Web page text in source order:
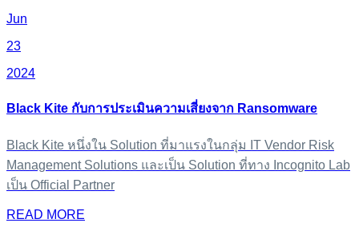
Jun
23
2024
Black Kite กับการประเมินความเสี่ยงจาก Ransomware
Black Kite หนึ่งใน Solution ที่มาแรงในกลุ่ม IT Vendor Risk
Management Solutions และเป็น Solution ที่ทาง Incognito Lab
เป็น Official Partner
READ MORE